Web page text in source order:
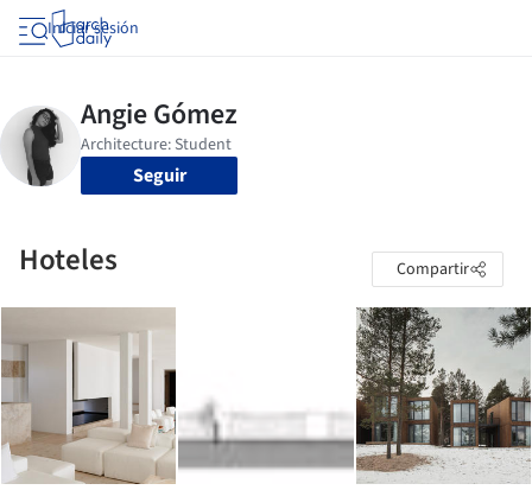
Iniciar sesión
Seguir
Hoteles Compartir